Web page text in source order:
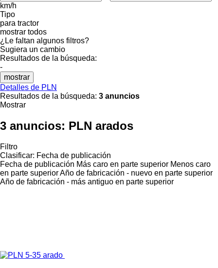
km/h
Tipo
para tractor
mostrar todos
¿Le faltan algunos filtros?
Sugiera un cambio
Resultados de la búsqueda:
-
mostrar
Detalles de PLN
Resultados de la búsqueda: 3 anuncios
Mostrar
3 anuncios: PLN arados
Filtro
Clasificar: Fecha de publicación
Fecha de publicación Más caro en parte superior Menos caro
en parte superiorAño de fabricación - nuevo en parte superior
Año de fabricación - más antiguo en parte superior